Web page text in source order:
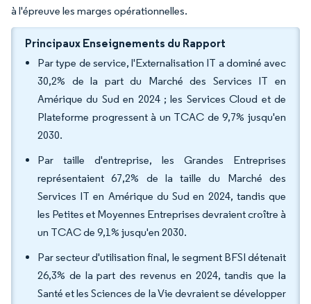
à l'épreuve les marges opérationnelles.
Principaux Enseignements du Rapport
Par type de service, l'Externalisation IT a dominé avec
30,2% de la part du Marché des Services IT en
Amérique du Sud en 2024 ; les Services Cloud et de
Plateforme progressent à un TCAC de 9,7% jusqu'en
2030.
Par taille d'entreprise, les Grandes Entreprises
représentaient 67,2% de la taille du Marché des
Services IT en Amérique du Sud en 2024, tandis que
les Petites et Moyennes Entreprises devraient croître à
un TCAC de 9,1% jusqu'en 2030.
Par secteur d'utilisation final, le segment BFSI détenait
26,3% de la part des revenus en 2024, tandis que la
Santé et les Sciences de la Vie devraient se développer